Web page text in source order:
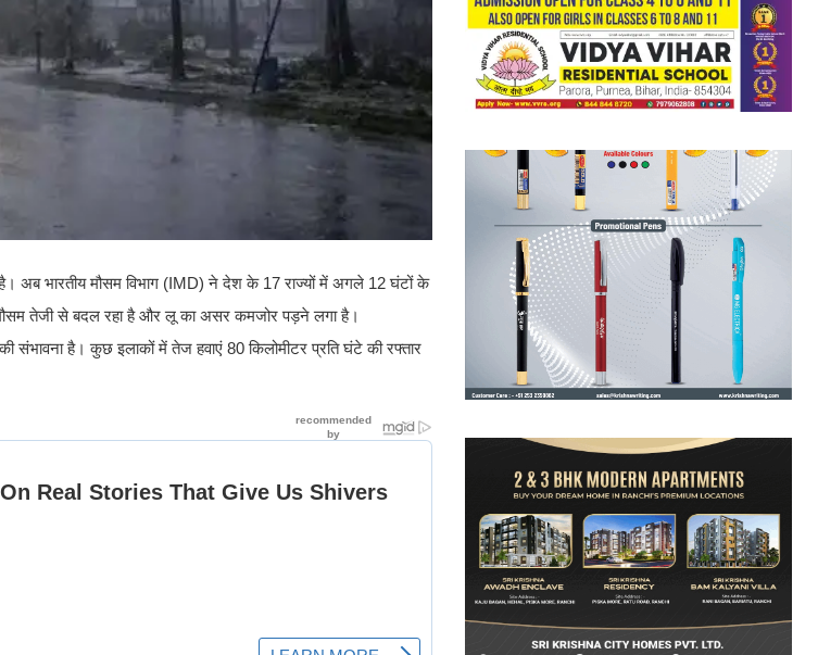
है। अब भारतीय मौसम विभाग (IMD) ने देश के 17 राज्यों में अगले 12 घंटों के
मौसम तेजी से बदल रहा है और लू का असर कमजोर पड़ने लगा है।
संभावना है। कुछ इलाकों में तेज हवाएं 80 किलोमीटर प्रति घंटे की रफ्तार